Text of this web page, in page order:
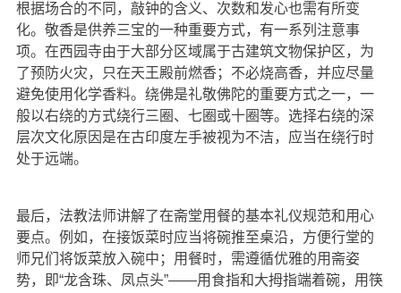
根据场合的不同，敲钟的含义、次数和发心也需有所变
化。敬香是供养三宝的一种重要方式，有一系列注意事
项。在西园寺由于大部分区域属于古建筑文物保护区，为
了预防火灾，只在天王殿前燃香；不必烧高香，并应尽量
避免使用化学香料。绕佛是礼敬佛陀的重要方式之一，一
般以右绕的方式绕行三圈、七圈或十圈等。选择右绕的深
层次文化原因是在古印度左手被视为不洁，应当在绕行时
处于远端。
最后，法教法师讲解了在斋堂用餐的基本礼仪规范和用心
要点。例如，在接饭菜时应当将碗推至桌沿，方便行堂的
师兄们将饭菜放入碗中；用餐时，需遵循优雅的用斋姿
势，即“龙含珠、凤点头”——用食指和大拇指端着碗，用筷